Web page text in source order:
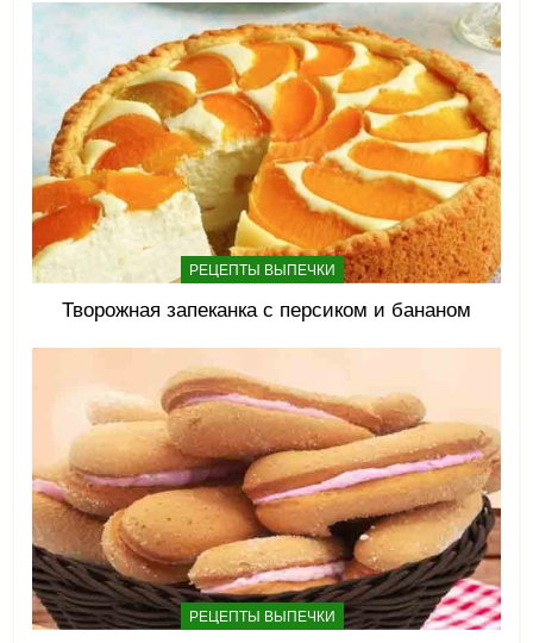
РЕЦЕПТЫ ВЫПЕЧКИ
Творожная запеканка с персиком и бананом
РЕЦЕПТЫ ВЫПЕЧКИ